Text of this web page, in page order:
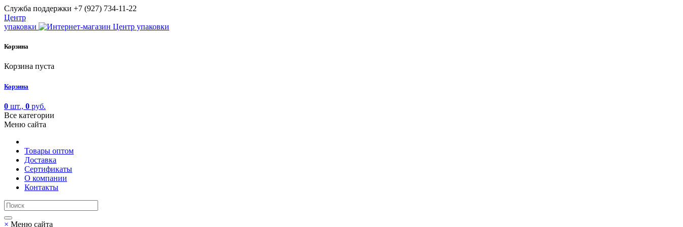
Cлужба поддержки +7 (927) 734-11-22
Центр
упаковки
Корзина
Корзина пуста
Корзина
0 шт., 0 руб.
Все категории
Меню сайта
Товары оптом
Доставка
Сертификаты
О компании
Контакты
× Меню сайта